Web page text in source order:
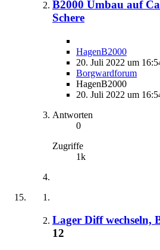
B2000 Umbau auf
Schere
HagenB2000
20. Juli 2022 um
Borgwardforum
HagenB2000
20. Juli 2022 um
Antworten
0
Zugriffe
1k
Lager Diff wechseln,
12